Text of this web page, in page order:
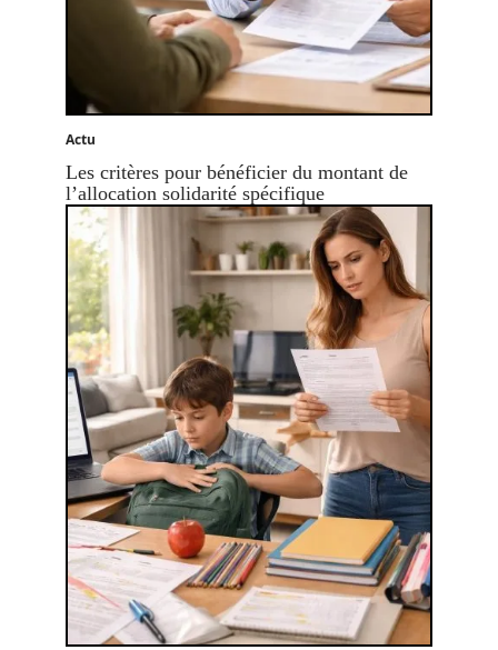
Actu
Les critères pour bénéficier du montant de
l’allocation solidarité spécifique